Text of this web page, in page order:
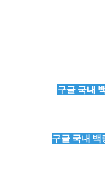
구글 국내
구글 국내